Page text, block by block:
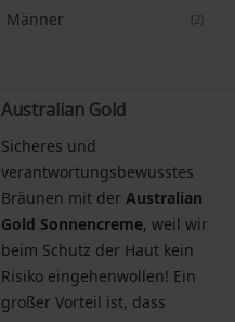
Männer 2Artikel
Australian Gold
Sicheres und
verantwortungsbewusstes
Bräunen mit der Australian
Gold Sonnencreme, weil wir
beim Schutz der Haut kein
Risiko eingehenwollen! Ein
großer Vorteil ist, dass